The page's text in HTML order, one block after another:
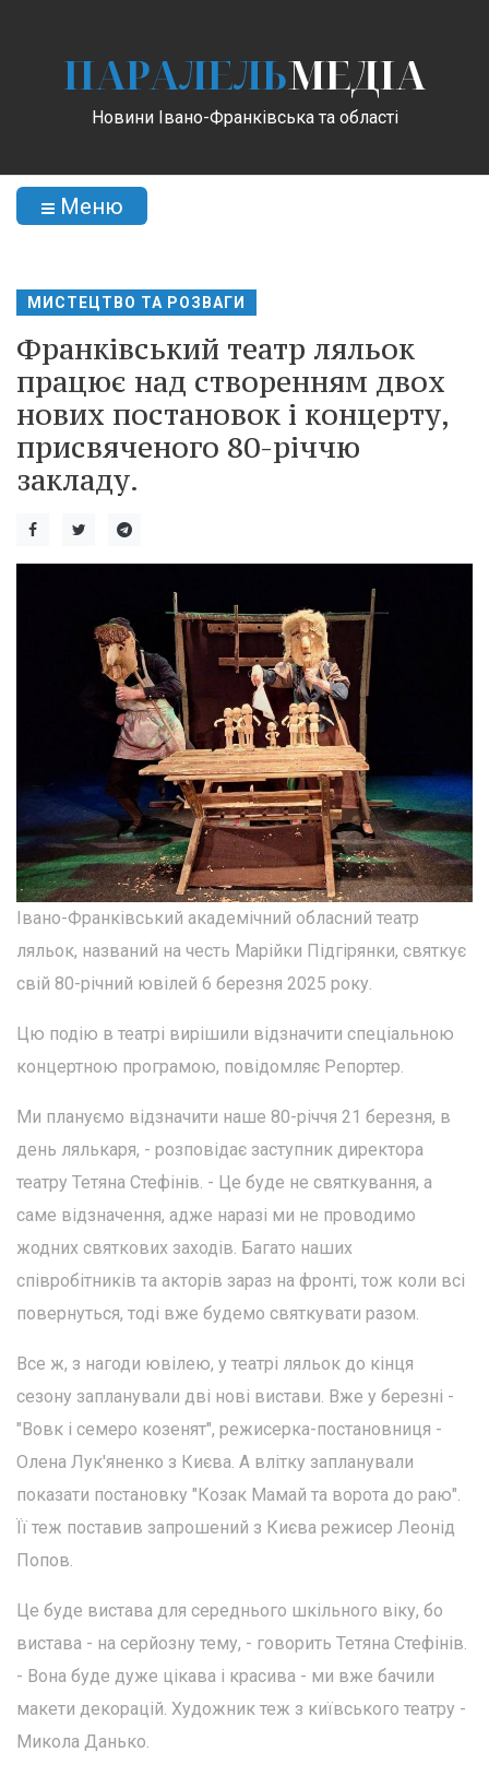
ПАРАЛЕЛЬМЕДІА
Новини Івано-Франківська та області
Меню
МИСТЕЦТВО ТА РОЗВАГИ
Франківський театр ляльок
працює над створенням двох
нових постановок і концерту,
присвяченого 80-річчю
закладу.
Івано-Франківський академічний обласний театр
ляльок, названий на честь Марійки Підгірянки, святкує
свій 80-річний ювілей 6 березня 2025 року.
Цю подію в театрі вирішили відзначити спеціальною
концертною програмою, повідомляє Репортер.
Ми плануємо відзначити наше 80-річчя 21 березня, в
день лялькаря, - розповідає заступник директора
театру Тетяна Стефінів. - Це буде не святкування, а
саме відзначення, адже наразі ми не проводимо
жодних святкових заходів. Багато наших
співробітників та акторів зараз на фронті, тож коли всі
повернуться, тоді вже будемо святкувати разом.
Все ж, з нагоди ювілею, у театрі ляльок до кінця
сезону запланували дві нові вистави. Вже у березні -
"Вовк і семеро козенят", режисерка-постановниця -
Олена Лук'яненко з Києва. А влітку запланували
показати постановку "Козак Мамай та ворота до раю".
Її теж поставив запрошений з Києва режисер Леонід
Попов.
Це буде вистава для середнього шкільного віку, бо
вистава - на серйозну тему, - говорить Тетяна Стефінів.
- Вона буде дуже цікава і красива - ми вже бачили
макети декорацій. Художник теж з київського театру -
Микола Данько.